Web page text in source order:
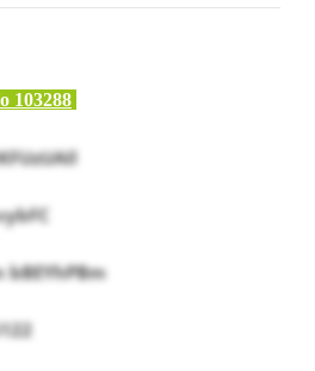
103288
bBEYhPBm